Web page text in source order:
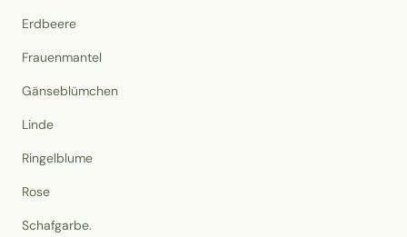
Erdbeere
Frauenmantel
Gänseblümchen
Linde
Ringelblume
Rose
Schafgarbe.